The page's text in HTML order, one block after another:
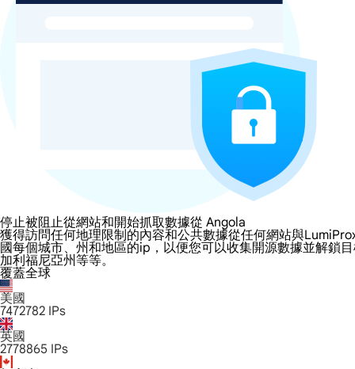
停止被阻止從網站和開始抓取數據從 Angola
獲得訪問任何地理限制的內容和公共數據從任何網站與
國每個城市、州和地區的ip，以便您可以收集開源數據並解鎖
加利福尼亞州等等。
覆蓋全球
美國
7472782 IPs
英國
2778865 IPs